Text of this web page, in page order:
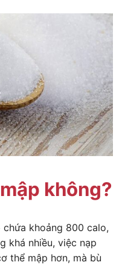
không?
khoảng 800 calo,
khá nhiều, việc nạp
thể mập hơn, mà bù